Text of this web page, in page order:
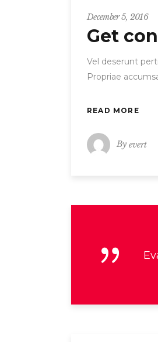
December 5, 2016
Get
Vel deserunt
Propriae
READ MORE
By evert